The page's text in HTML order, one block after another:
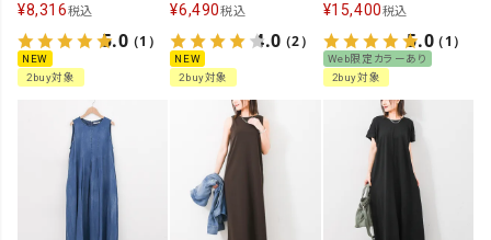
¥8,316税込
5.0（1）
NEW
2buy対象
¥6,490税込
4.0（2）
NEW
2buy対象
¥15,400税込
5.0（1）
Web限定カラーあり
2buy対象